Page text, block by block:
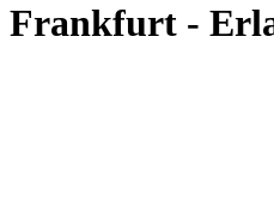
Frankfurt -